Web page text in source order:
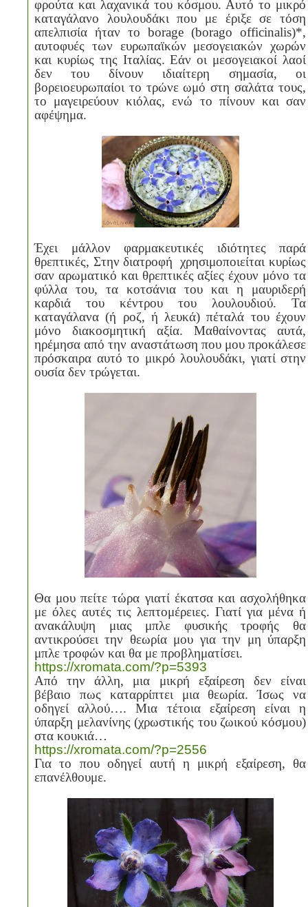
φρούτα και λαχανικά του κόσμου. Αυτό το μικρό
καταγάλανο λουλουδάκι που με έριξε σε τόση
απελπισία ήταν το borage (borago officinalis)*,
αυτοφυές των ευρωπαϊκών μεσογειακών χωρών
και κυρίως της Ιταλίας. Εάν οι μεσογειακοί λαοί
δεν του δίνουν ιδιαίτερη σημασία, οι
βορειοευρωπαίοι το τρώνε ωμό στη σαλάτα τους,
το μαγειρεύουν κιόλας, ενώ το πίνουν και σαν
αφέψημα.
Έχει μάλλον φαρμακευτικές ιδιότητες παρά
θρεπτικές, Στην διατροφή χρησιμοποιείται κυρίως
σαν αρωματικό και θρεπτικές αξίες έχουν μόνο τα
φύλλα του, τα κοτσάνια του και η μαυριδερή
καρδιά του κέντρου του λουλουδιού. Τα
καταγάλανα (ή ροζ, ή λευκά) πέταλά του έχουν
μόνο διακοσμητική αξία. Μαθαίνοντας αυτά,
ηρέμησα από την αναστάτωση που μου προκάλεσε
πρόσκαιρα αυτό το μικρό λουλουδάκι, γιατί στην
ουσία δεν τρώγεται.
Θα μου πείτε τώρα γιατί έκατσα και ασχολήθηκα
με όλες αυτές τις λεπτομέρειες. Γιατί για μένα ή
ανακάλυψη μιας μπλε φυσικής τροφής θα
αντικρούσει την θεωρία μου για την μη ύπαρξη
μπλε τροφών και θα με προβληματίσει.
https://xromata.com/?p=5393
Από την άλλη, μια μικρή εξαίρεση δεν είναι
βέβαιο πως καταρρίπτει μια θεωρία. Ίσως να
οδηγεί αλλού…. Μια τέτοια εξαίρεση είναι η
ύπαρξη μελανίνης (χρωστικής του ζωικού κόσμου)
στα κουκιά…
https://xromata.com/?p=2556
Για το που οδηγεί αυτή η μικρή εξαίρεση, θα
επανέλθουμε.